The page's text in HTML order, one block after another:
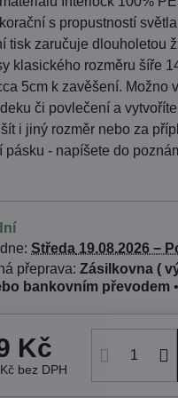
s propustností
tisk zaručuje dlouholetou
klasického rozměru šíře
5cm k zavěšení. Možno
či povlečení a
i jiný rozměr nebo za
pásku - napíšete do
Středa 19.08.2026 −
Zásilkovna (
bankovním převodem
Kč
bez DPH